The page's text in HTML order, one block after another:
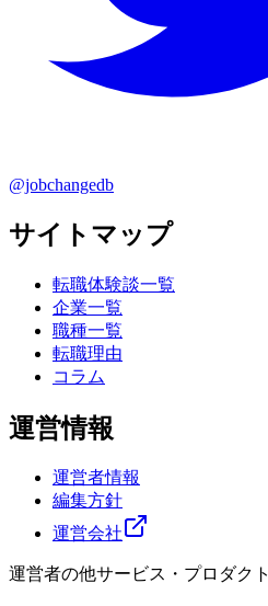
@jobchangedb
サイトマップ
転職体験談一覧
企業一覧
職種一覧
転職理由
コラム
運営情報
運営者情報
編集方針
運営会社
運営者の他サービス・プロダクト